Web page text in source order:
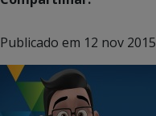
Publicado em 12 nov 2015